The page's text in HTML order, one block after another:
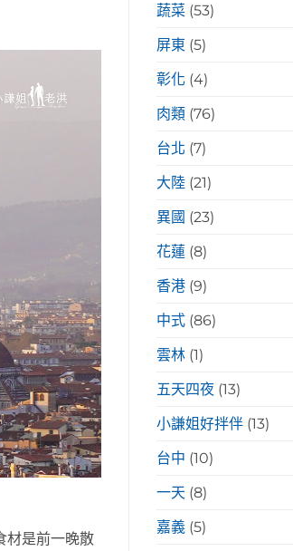
材是前一晚散
蔬菜 (53)
屏東 (5)
彰化 (4)
肉類 (76)
台北 (7)
大陸 (21)
異國 (23)
花蓮 (8)
香港 (9)
中式 (86)
雲林 (1)
五天四夜 (13)
小謙姐好拌伴 (13)
台中 (10)
一天 (8)
嘉義 (5)